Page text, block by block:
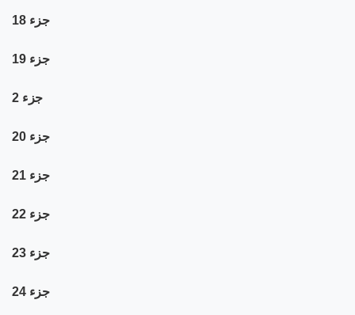
جزء 18
جزء 19
جزء 2
جزء 20
جزء 21
جزء 22
جزء 23
جزء 24